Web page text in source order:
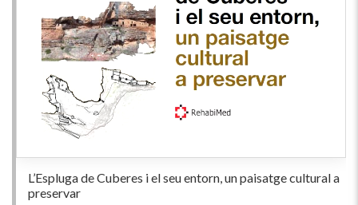
L’Espluga de Cuberes i el seu entorn, un paisatge cultural a
preservar